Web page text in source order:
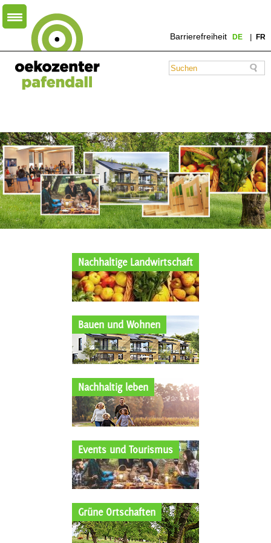
Barrierefreiheit DE FR
Nachhaltige Landwirtschaft
Bauen und Wohnen
Nachhaltig leben
Events und Tourismus
Grüne Ortschaften